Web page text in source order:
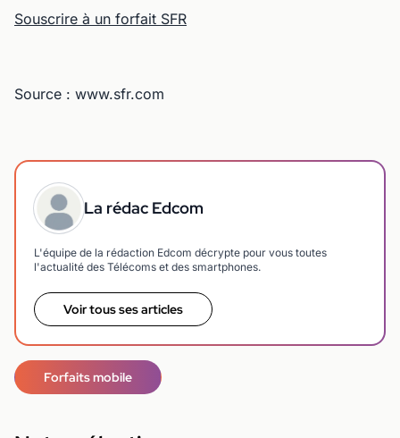
Souscrire à un forfait SFR
Source : www.sfr.com
La rédac Edcom
L'équipe de la rédaction Edcom décrypte pour vous toutes
l'actualité des Télécoms et des smartphones.
Voir tous ses articles
Forfaits mobile